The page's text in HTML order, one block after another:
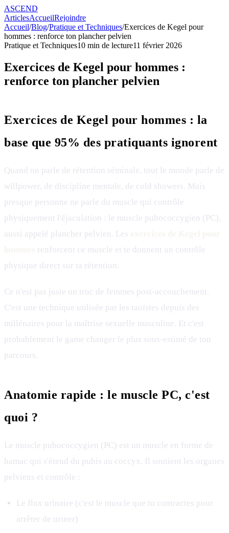
ASCEND
ArticlesAccueilRejoindre
Accueil/Blog/Pratique et Techniques/Exercices de Kegel pour
hommes : renforce ton plancher pelvien
Pratique et Techniques10 min de lecture11 février 2026
Exercices de Kegel pour hommes :
renforce ton plancher pelvien
Exercices de Kegel pour hommes : la
base que 95% des pratiquants ignorent
Quand on parle de rétention séminale, tout le monde parle de
willpower, de discipline mentale, de cold showers. Mais
presque personne ne parle du muscle qui contrôle
physiquement l'éjaculation : le muscle pubococcygien (PC),
aussi appelé plancher pelvien. Les
renforcent ce muscle et te donnent un contrôle
physique direct sur ta rétention.
Ce n'est pas juste un truc de femmes post-accouchement.
C'est une technique utilisée par les taoïstes depuis des
millénaires pour la maîtrise sexuelle masculine. Et c'est
probablement le game changer le plus sous-estimé de ton
parcours.
Anatomie rapide : le muscle PC, c'est
quoi ?
Le muscle pubococcygien (PC) est un muscle en forme de
hamac qui s'étend du pubis au coccyx. Il soutient les organes
pelviens et contrôle :
Le flux urinaire (c'est le muscle que tu contractes pour
arrêter de uriner)